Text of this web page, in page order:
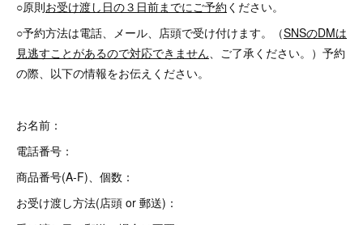
○原則お受け渡し日の３日前までにご予約 ください。
○予約方法は電話、メール、店頭で受け付けます。（SNSのDMは
見逃すことがあるので対応できません、ご了承ください。）予約
の際、以下の情報をお伝えください。
お名前：
電話番号：
商品番号(A-F)、個数：
お受け渡し方法(店頭 or 郵送)：